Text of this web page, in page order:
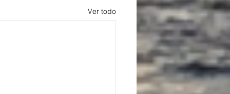
Ver todo